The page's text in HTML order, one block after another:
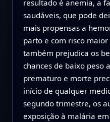
resultado é anemia, a
saudáveis, que pode
mais propensas a
parto e com risco
também prejudica os
chances de baixo peso
prematuro e morte
início de qualquer
segundo trimestre, os
exposição à malária